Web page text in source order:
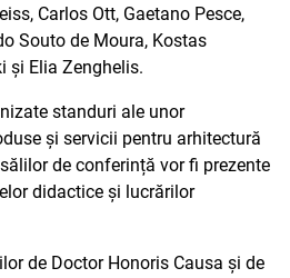
Carlos Ott, Gaetano Pesce,
Souto de Moura, Kostas
și Elia Zenghelis.
standuri ale unor
și servicii pentru arhitectură
de conferință vor fi prezente
didactice și lucrărilor
de Doctor Honoris Causa și de